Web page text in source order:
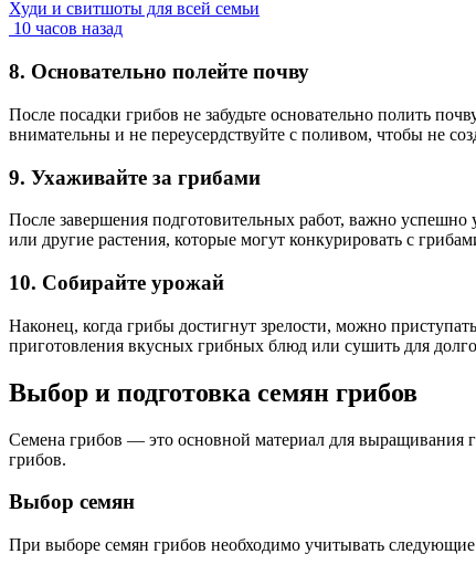
Худи и свитшоты для всей семьи
10 часов назад
8. Основательно полейте почву
После посадки грибов не забудьте основательно полить
внимательны и не переусердствуйте с поливом, чтобы не
9. Ухаживайте за грибами
После завершения подготовительных работ, важно
или другие растения, которые могут конкурировать с
10. Собирайте урожай
Наконец, когда грибы достигнут зрелости, можно
приготовления вкусных грибных блюд или сушить для
Выбор и подготовка семян грибов
Семена грибов — это основной материал для
грибов.
Выбор семян
При выборе семян грибов необходимо учитывать